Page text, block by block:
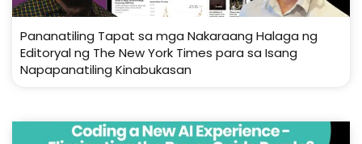
Pananatiling Tapat sa mga Nakaraang Halaga ng
Editoryal ng The New York Times para sa Isang
Napapanatiling Kinabukasan